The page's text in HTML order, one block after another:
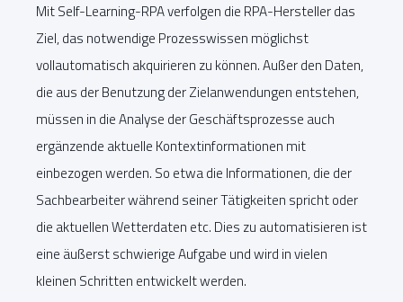
Mit Self-Learning-RPA verfolgen die RPA-Hersteller das
Ziel, das notwendige Prozesswissen möglichst
vollautomatisch akquirieren zu können. Außer den Daten,
die aus der Benutzung der Zielanwendungen entstehen,
müssen in die Analyse der Geschäftsprozesse auch
ergänzende aktuelle Kontextinformationen mit
einbezogen werden. So etwa die Informationen, die der
Sachbearbeiter während seiner Tätigkeiten spricht oder
die aktuellen Wetterdaten etc. Dies zu automatisieren ist
eine äußerst schwierige Aufgabe und wird in vielen
kleinen Schritten entwickelt werden.